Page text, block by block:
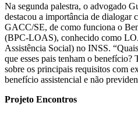
Na segunda palestra, o advogado
destacou a importância de dialogar
GACC/SE, de como funciona o
(BPC-LOAS), conhecido como
Assistência Social) no INSS.
que esses pais tenham o benefício?
sobre os principais requisitos com
benefício assistencial e não
Projeto Encontros